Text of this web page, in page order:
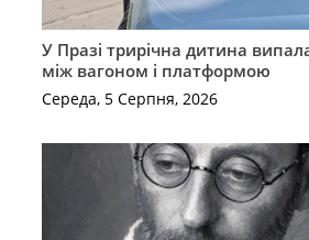
У Празі трирічна дитина
між вагоном і платформою
Середа, 5 Серпня, 2026